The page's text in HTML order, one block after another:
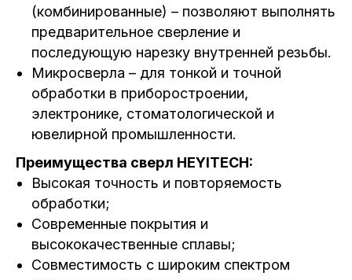
(комбинированные) – позволяют выполнять
предварительное сверление и
последующую нарезку внутренней резьбы.
Микросверла – для тонкой и точной
обработки в приборостроении,
электронике, стоматологической и
ювелирной промышленности.
Преимущества сверл HEYITECH:
Высокая точность и повторяемость
обработки;
Современные покрытия и
высококачественные сплавы;
Совместимость с широким спектром